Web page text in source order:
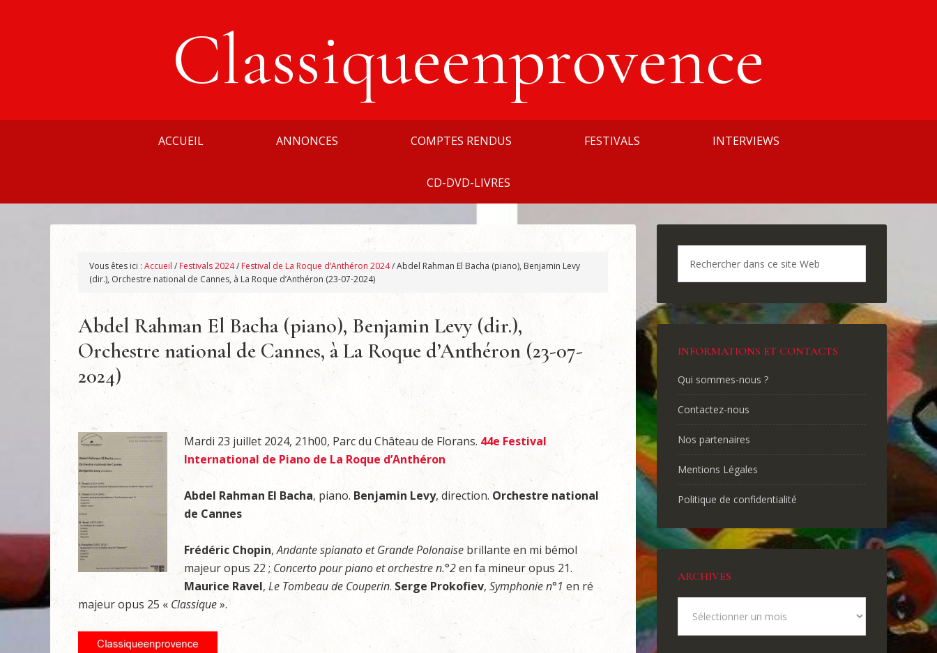
Classiqueenprovence
ACCUEIL ANNONCES COMPTES RENDUS FESTIVALS INTERVIEWS
CD-DVD-LIVRES
Vous êtes ici : Accueil / Festivals 2024/ Festival de La Roque d’Anthéron 2024/Abdel Rahman El Bacha (piano), Benjamin Levy
(dir.), Orchestre national de Cannes, à La Roque d’Anthéron (23-07-2024)
Abdel Rahman El Bacha (piano), Benjamin Levy (dir.),
Orchestre national de Cannes, à La Roque d’Anthéron (23-07-
2024)
Mardi 23 juillet 2024, 21h00, Parc du Château de Florans. 44e Festival
International de Piano de La Roque d’Anthéron
Abdel Rahman El Bacha, piano. Benjamin Levy, direction. Orchestre national
de Cannes
Frédéric Chopin,Andantespianatoet GrandePolonaise brillante en mi bémol
majeur opus 22 ; Concertopourpianoetorchestren.°2en fa mineur opus 21.
Maurice Ravel, Le Tombeaude Couperin. Serge Prokofiev, Symphonien°1 en ré
majeur opus 25 « Classique».
INFORMATIONS ET CONTACTS
Qui sommes-nous ?
Contactez-nous
Nos partenaires
Mentions Légales
Politique de confidentialité
ARCHIVES